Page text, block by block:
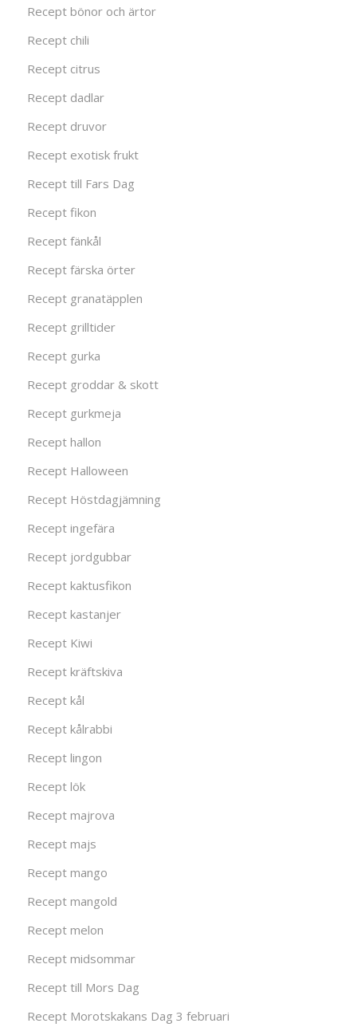
Recept bönor och ärtor
Recept chili
Recept citrus
Recept dadlar
Recept druvor
Recept exotisk frukt
Recept till Fars Dag
Recept fikon
Recept fänkål
Recept färska örter
Recept granatäpplen
Recept grilltider
Recept gurka
Recept groddar & skott
Recept gurkmeja
Recept hallon
Recept Halloween
Recept Höstdagjämning
Recept ingefära
Recept jordgubbar
Recept kaktusfikon
Recept kastanjer
Recept Kiwi
Recept kräftskiva
Recept kål
Recept kålrabbi
Recept lingon
Recept lök
Recept majrova
Recept majs
Recept mango
Recept mangold
Recept melon
Recept midsommar
Recept till Mors Dag
Recept Morotskakans Dag 3 februari